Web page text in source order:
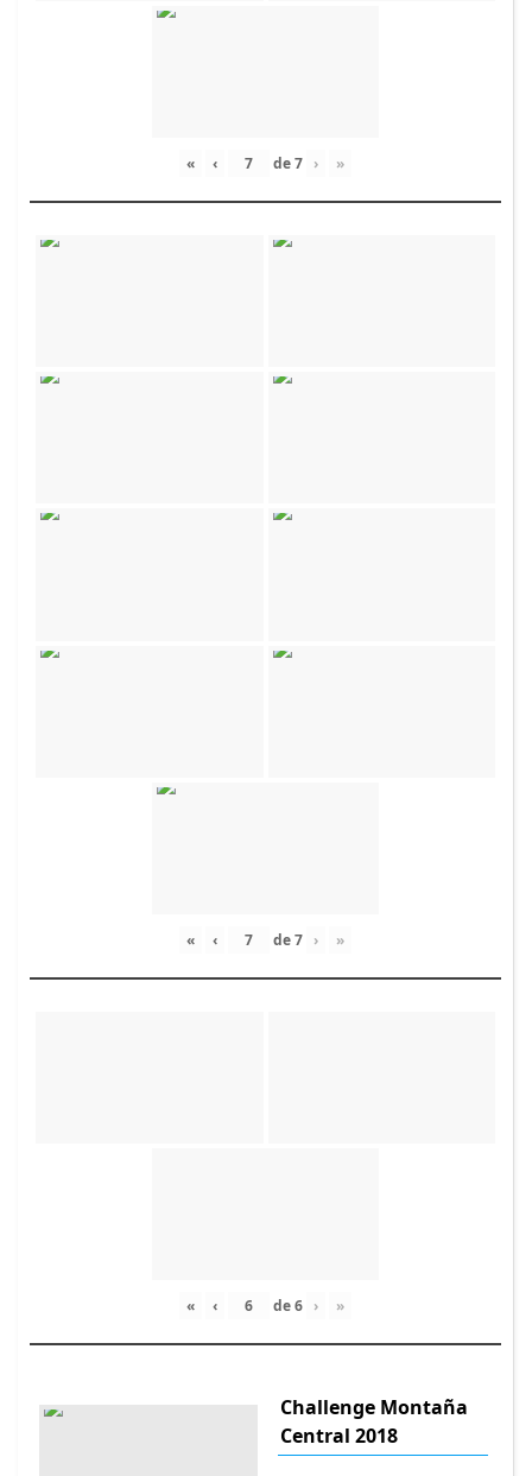
« ‹ de7 › »
« ‹ de7 › »
« ‹ de6 › »
Challenge Montaña
Central 2018